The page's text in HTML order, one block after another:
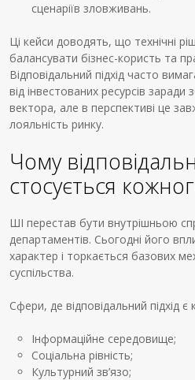
сценаріїв зловживань.
Ці кейси доводять, що технічні
балансувати бізнес-користь та
Відповідальний підхід часто
від інвестованих ресурсів
вектора, але в перспективі це
лояльність ринку.
Чому
стосується
ШІ перестав бути внутрішньою
департаментів. Сьогодні його
характер і торкається базових
суспільства.
Сфери, де відповідальний підхід є
Інформаційне середовище;
Соціальна рівність;
Культурний зв’язо;